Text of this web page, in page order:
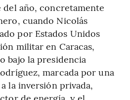
año, concretamente
cuando Nicolás
por Estados Unidos
militar en Caracas,
bajo la presidencia
marcada por una
la inversión privada,